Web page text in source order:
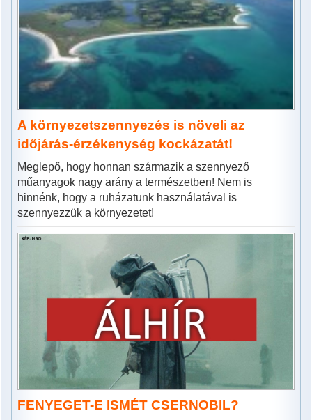
A környezetszennyezés is növeli az
időjárás-érzékenység kockázatát!
Meglepő, hogy honnan származik a szennyező
műanyagok nagy arány a természetben! Nem is
hinnénk, hogy a ruházatunk használatával is
szennyezzük a környezetet!
FENYEGET-E ISMÉT CSERNOBIL?